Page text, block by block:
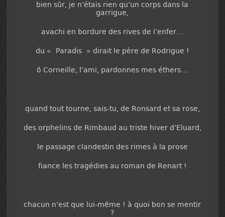
bien sûr, je n’étais rien qu’un corps dans la
garrigue,
avachi en bordure des rives de l’enfer…
du « Paradis » dirait le père de Rodrigue !
ô Corneille, l’ami, pardonnes mes éthers…
quand tout tourne, sais-tu, de Ronsard et sa rose,
des orphelins de Rimbaud au triste hiver d’Eluard,
le passage clandestin des rimes à la prose
fiance les tragédies au roman de Renart !
chacun n’est que lui-même ! à quoi bon se mentir
?